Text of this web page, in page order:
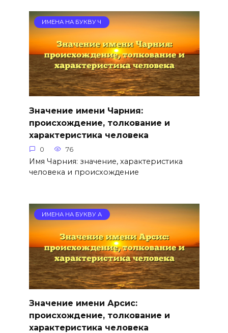
ИМЕНА НА БУКВУ Ч
Значение имени Чарния:
происхождение, толкование и
характеристика человека
0 76
Имя Чарния: значение, характеристика
человека и происхождение
ИМЕНА НА БУКВУ А
Значение имени Арсис:
происхождение, толкование и
характеристика человека